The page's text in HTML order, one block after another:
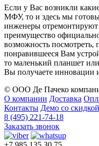
Если у Вас возникли
МФУ, то и здесь мы
инженеры отремонтируют
преимущество
возможность посмотреть,
понравившееся Вам
то маленький планшет
Вы получаете инновации
© ООО Де Пачеко компани
О компании Доставка
Контакты Демо со скидкой
8 (495) 221-74-18
Заказать звонок